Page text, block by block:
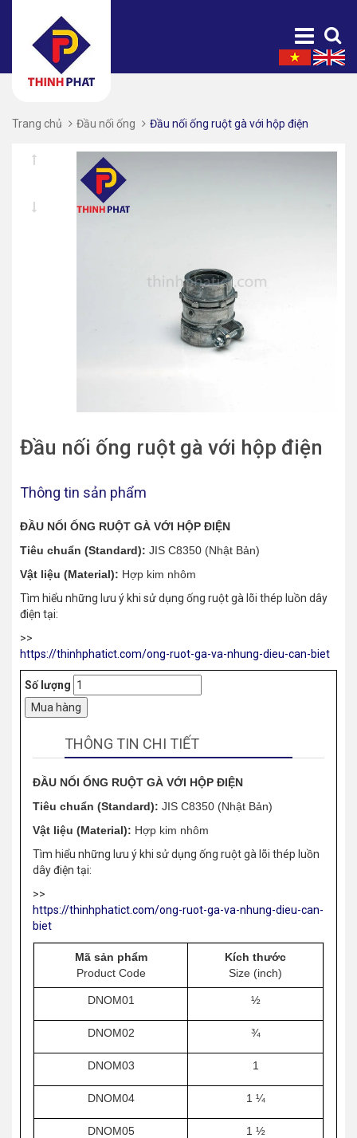
Trang chủ Đầu nối ống Đầu nối ống ruột gà với hộp điện
Đầu nối ống ruột gà với hộp điện
Thông tin sản phẩm
ĐẦU NỐI ỐNG RUỘT GÀ VỚI HỘP ĐIỆN
Tiêu chuẩn (Standard): JIS C8350 (Nhật Bản)
Vật liệu (Material): Hợp kim nhôm
Tìm hiểu những lưu ý khi sử dụng ống ruột gà lõi thép luồn dây
điện tại:
>>
https://thinhphatict.com/ong-ruot-ga-va-nhung-dieu-can-biet
Số lượng
Mua hàng
THÔNG TIN CHI TIẾT
ĐẦU NỐI ỐNG RUỘT GÀ VỚI HỘP ĐIỆN
Tiêu chuẩn (Standard): JIS C8350 (Nhật Bản)
Vật liệu (Material): Hợp kim nhôm
Tìm hiểu những lưu ý khi sử dụng ống ruột gà lõi thép luồn
dây điện tại:
>>
https://thinhphatict.com/ong-ruot-ga-va-nhung-dieu-can-
biet
Mã sản phẩm
Product Code
Kích thước
Size (inch)
DNOM01 ½
DNOM02 ¾
DNOM03 1
DNOM04 1 ¼
DNOM05 1 ½